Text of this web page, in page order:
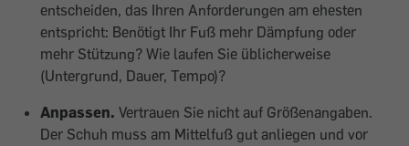
entscheiden, das Ihren Anforderungen am ehesten
entspricht: Benötigt Ihr Fuß mehr Dämpfung oder
mehr Stützung? Wie laufen Sie üblicherweise
(Untergrund, Dauer, Tempo)?
Anpassen. Vertrauen Sie nicht auf Größenangaben.
Der Schuh muss am Mittelfuß gut anliegen und vor